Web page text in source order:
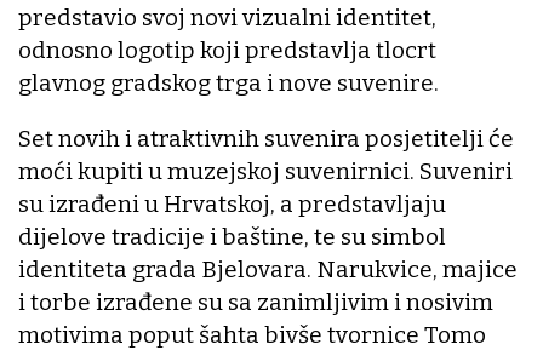
predstavio svoj novi vizualni identitet,
odnosno logotip koji predstavlja tlocrt
glavnog gradskog trga i nove suvenire.
Set novih i atraktivnih suvenira posjetitelji će
moći kupiti u muzejskoj suvenirnici. Suveniri
su izrađeni u Hrvatskoj, a predstavljaju
dijelove tradicije i baštine, te su simbol
identiteta grada Bjelovara. Narukvice, majice
i torbe izrađene su sa zanimljivim i nosivim
motivima poput šahta bivše tvornice Tomo